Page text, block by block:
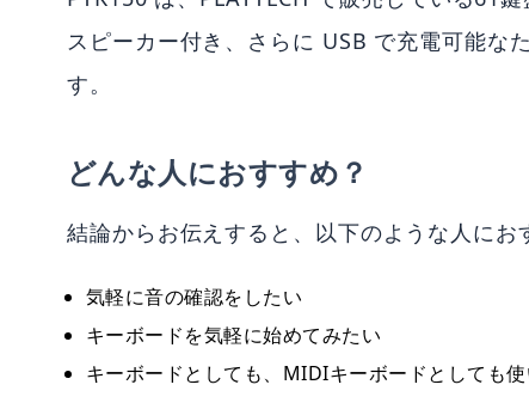
スピーカー付き、さらに USB で充電可能な
す。
どんな人におすすめ？
結論からお伝えすると、以下のような人にお
気軽に音の確認をしたい
キーボードを気軽に始めてみたい
キーボードとしても、MIDIキーボードとしても